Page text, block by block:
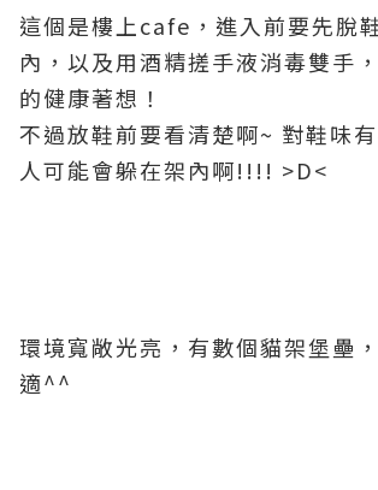
這個是樓上cafe，進入前要先脫
內，以及用酒精搓手液消毒雙手
的健康著想！
不過放鞋前要看清楚啊~ 對鞋味
人可能會躲在架內啊!!!! >D<
環境寬敞光亮，有數個貓架堡壘
適^^